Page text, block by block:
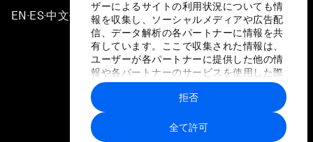
ザーによるサイトの利用状況についても情
報を収集し、ソーシャルメディアや広告配
信、データ解析の各パートナーに情報を共
有しています。ここで収集された情報は、
ユーザーが各パートナーに提供した他の情
報や各パートナーのサービスを使用した際
に収集された情報と組み合わされ、各パー
トナーによって使用されることがありま
す。
全て許可
拒否
EN ▪ ES▪中文▪ 日本語
プライバシーポリシーと利用規約
サイトマップ